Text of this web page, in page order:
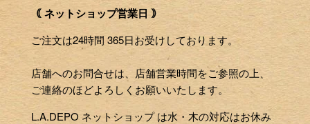
｟ ネットショップ営業日 ｠
ご注文は24時間 365日お受けしております。
店舗へのお問合せは、店舗営業時間をご参照の上、
ご連絡のほどよろしくお願いいたします。
L.A.DEPO ネットショップ は水・木の対応はお休み